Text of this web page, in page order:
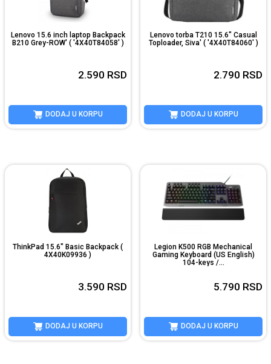
Lenovo 15.6 inch laptop Backpack
B210 Grey-ROW' ( '4X40T84058' )
2.590 RSD
DODAJ U KORPU
Lenovo torba T210 15.6" Casual
Toploader, Siva' ( '4X40T84060' )
2.790 RSD
DODAJ U KORPU
ThinkPad 15.6" Basic Backpack (
4X40K09936 )
3.590 RSD
DODAJ U KORPU
Legion K500 RGB Mechanical
Gaming Keyboard (US English)
104-keys /...
5.790 RSD
DODAJ U KORPU